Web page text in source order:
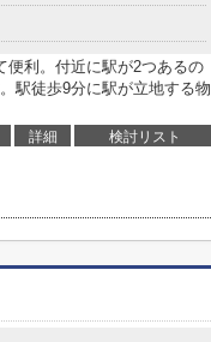
便利。付近に駅が2つあるの
駅徒歩9分に駅が立地する物
詳細 検討リスト